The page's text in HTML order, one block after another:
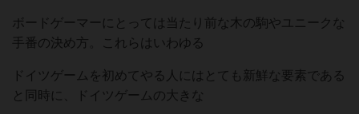
ボードゲーマーにとっては当たり前な木の駒やユニークな
手番の決め方。これらはいわゆる
ドイツゲームを初めてやる人にはとても新鮮な要素である
と同時に、ドイツゲームの大きな